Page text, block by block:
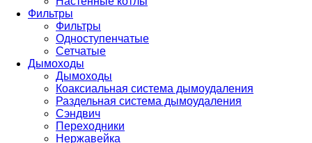
Фильтры
Фильтры
Одноступенчатые
Сетчатые
Дымоходы
Дымоходы
Коаксиальная система дымоудаления
Раздельная система дымоудаления
Сэндвич
Переходники
Нержавейка